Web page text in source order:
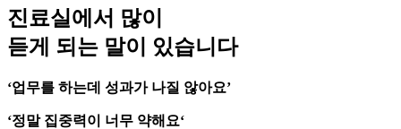
진료실에서 많이
듣게 되는 말이 있습니다
‘업무를 하는데 성과가 나질 않아요’
‘정말 집중력이 너무 약해요‘